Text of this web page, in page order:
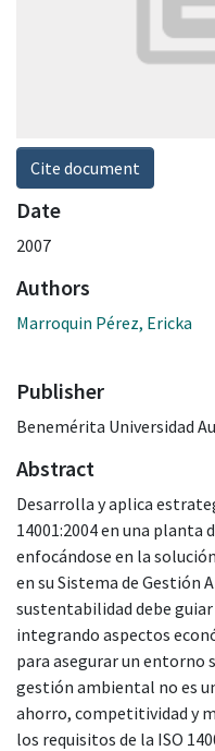
Cite document
Date
2007
Authors
Marroquin Pérez, Ericka
Publisher
Benemérita Universidad
Abstract
Desarrolla y aplica
14001:2004 en una
enfocándose en la
en su Sistema de Gestión
sustentabilidad debe
integrando aspectos
para asegurar un entorno
gestión ambiental no es
ahorro, competitividad y
los requisitos de la ISO